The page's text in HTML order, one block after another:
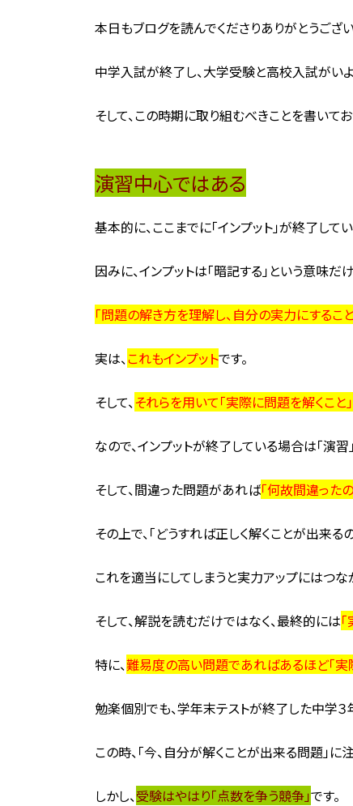
本日もブログを読んでくださりありがとうござい
中学入試が終了し、大学受験と高校入試がい
そして、この時期に取り組むべきことを書いてお
演習中心ではある
基本的に、ここまでに「インプット」が終了して
因みに、インプットは「暗記する」という意味だ
「問題の解き方を理解し、自分の実力にすること
実は、これもインプットです。
そして、それらを用いて「実際に問題を解くこと」
なので、インプットが終了している場合は「演習
そして、間違った問題があれば「何故間違った
その上で、「どうすれば正しく解くことが出来る
これを適当にしてしまうと実力アップにはつな
そして、解説を読むだけではなく、最終的には
特に、難易度の高い問題であればあるほど「
勉楽個別でも、学年末テストが終了した中学３
この時、「今、自分が解くことが出来る問題」
しかし、受験はやはり「点数を争う競争」です。